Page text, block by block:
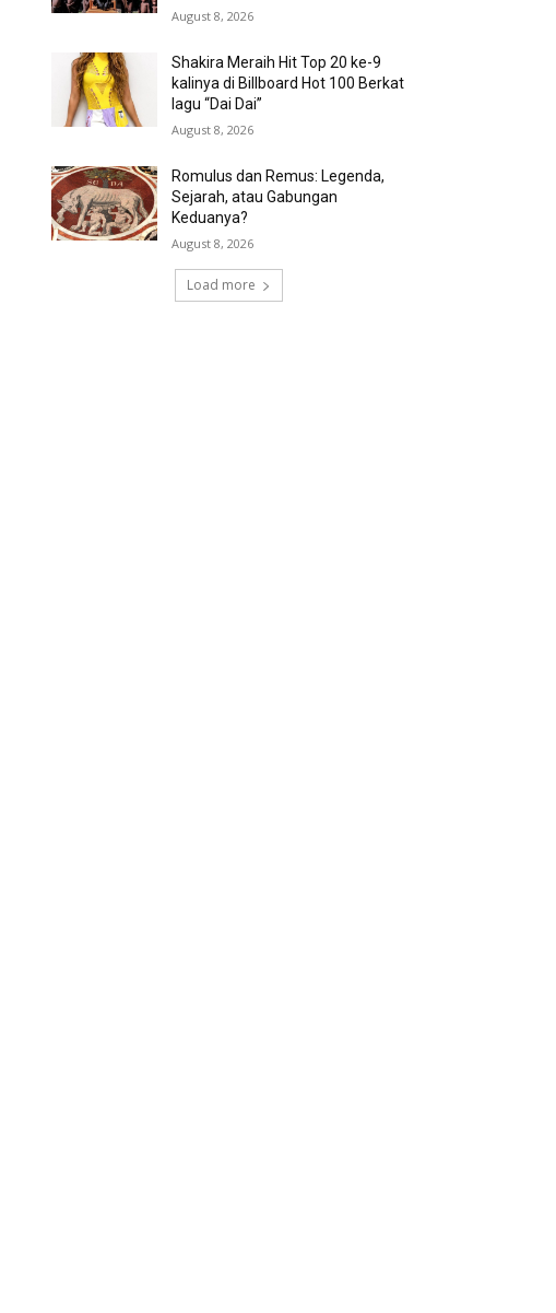
August 8, 2026
Shakira Meraih Hit Top 20 ke-9
kalinya di Billboard Hot 100 Berkat
lagu “Dai Dai”
August 8, 2026
Romulus dan Remus: Legenda,
Sejarah, atau Gabungan
Keduanya?
August 8, 2026
Load more